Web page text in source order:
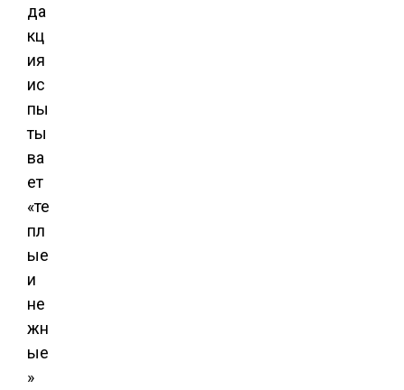
да
кц
ия
ис
пы
ты
ва
ет
«те
пл
ые
и
не
жн
ые
»